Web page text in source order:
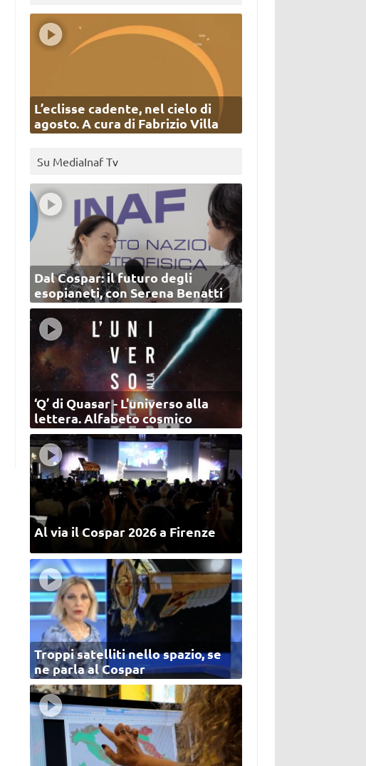
L’eclisse cadente, nel cielo di
agosto. A cura di Fabrizio Villa
Su MediaInaf Tv
Dal Cospar: il futuro degli
esopianeti, con Serena Benatti
‘Q’ di Quasar - L'universo alla
lettera. Alfabeto cosmico
Al via il Cospar 2026 a Firenze
Troppi satelliti nello spazio, se
ne parla al Cospar